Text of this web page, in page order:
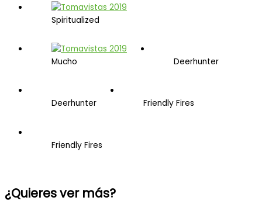
Spiritualized
Mucho Deerhunter
Deerhunter Friendly Fires
Friendly Fires
¿Quieres ver más?